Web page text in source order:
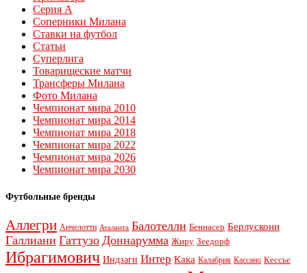
Серия А
Соперники Милана
Ставки на футбол
Статьи
Суперлига
Товарищеские матчи
Трансферы Милана
Фото Милана
Чемпионат мира 2010
Чемпионат мира 2014
Чемпионат мира 2018
Чемпионат мира 2022
Чемпионат мира 2026
Чемпионат мира 2030
Футбольные бренды
Аллегри Анчелотти Аталанта Балотелли Беннасер Берлускони
Галлиани Гаттузо Доннарумма Жиру Зеедорф
Ибрагимович Индзаги Интер Кака Калабрия Кассано Кессье